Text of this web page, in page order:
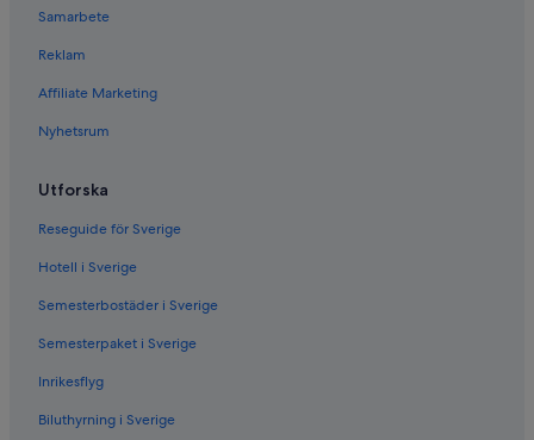
Samarbete
Reklam
Affiliate Marketing
Nyhetsrum
Utforska
Reseguide för Sverige
Hotell i Sverige
Semesterbostäder i Sverige
Semesterpaket i Sverige
Inrikesflyg
Biluthyrning i Sverige